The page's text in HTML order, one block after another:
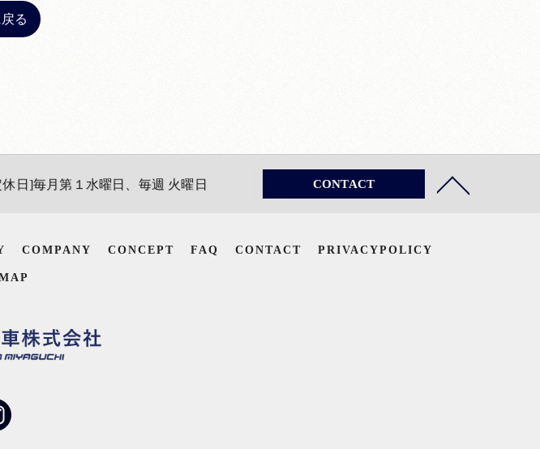
る
日]毎月第１水曜日、毎週 火曜日 CONTACT
COMPANY CONCEPT FAQ CONTACT PRIVACYPOLICY